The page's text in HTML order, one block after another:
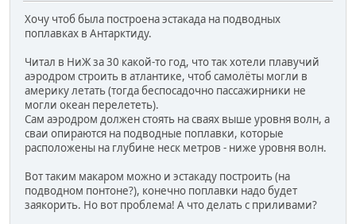
Хочу чтоб была построена эстакада на подводных
поплавках в Антарктиду.
Читал в НиЖ за 30 какой-то год, что так хотели плавучий
аэродром строить в атлантике, чтоб самолёты могли в
америку летать (тогда беспосадочно пассажирники не
могли океан перелететь).
Сам аэродром должен стоять на сваях выше уровня волн, а
сваи опираются на подводные поплавки, которые
расположены на глубине неск метров - ниже уровня волн.
Вот таким макаром можно и эстакаду построить (на
подводном понтоне?), конечно поплавки надо будет
заякорить. Но вот проблема! А что делать с приливами?